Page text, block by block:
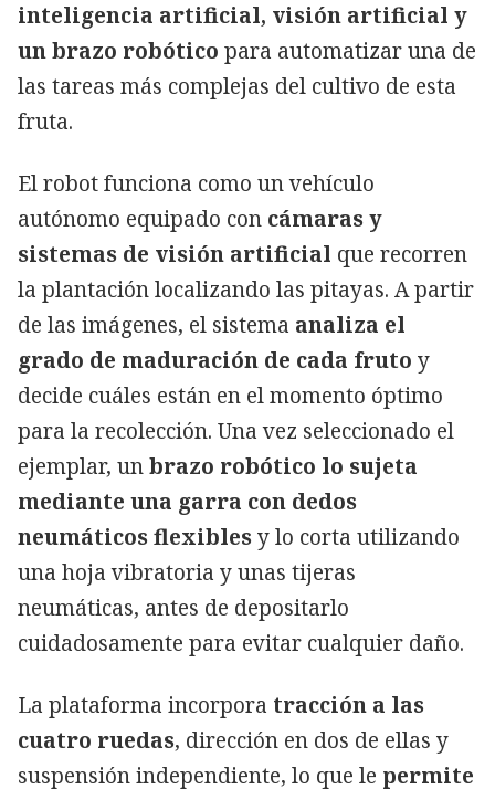
inteligencia artificial, visión artificial y
un brazo robótico para automatizar una de
las tareas más complejas del cultivo de esta
fruta.
El robot funciona como un vehículo
autónomo equipado con cámaras y
sistemas de visión artificial que recorren
la plantación localizando las pitayas. A partir
de las imágenes, el sistema analiza el
grado de maduración de cada fruto y
decide cuáles están en el momento óptimo
para la recolección. Una vez seleccionado el
ejemplar, unbrazo robótico lo sujeta
mediante una garra con dedos
neumáticos flexiblesy lo corta utilizando
una hoja vibratoria y unas tijeras
neumáticas, antes de depositarlo
cuidadosamente para evitar cualquier daño.
La plataforma incorpora tracción a las
cuatro ruedas, dirección en dos de ellas y
suspensión independiente, lo que le permite